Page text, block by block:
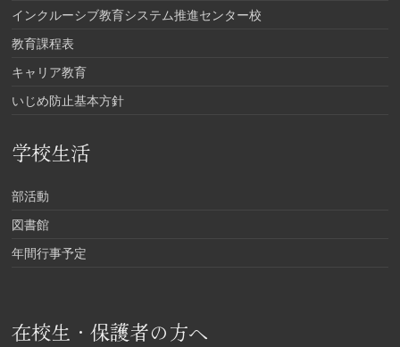
インクルーシブ教育システム推進センター校
教育課程表
キャリア教育
いじめ防止基本方針
学校生活
部活動
図書館
年間行事予定
在校生・保護者の方へ